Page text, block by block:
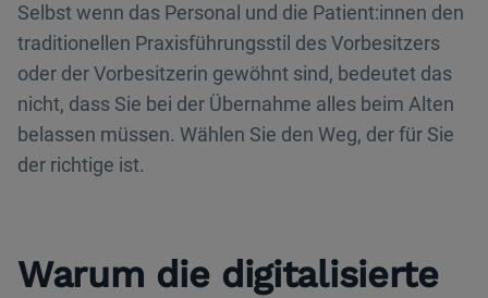
Selbst wenn das Personal und die Patient:innen den
traditionellen Praxisführungsstil des Vorbesitzers
oder der Vorbesitzerin gewöhnt sind, bedeutet das
nicht, dass Sie bei der Übernahme alles beim Alten
belassen müssen. Wählen Sie den Weg, der für Sie
der richtige ist.
Warum die digitalisierte